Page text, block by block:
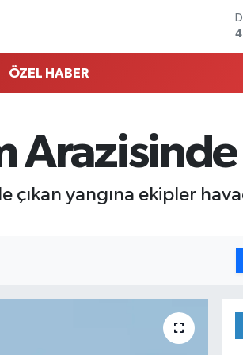
ÖZEL HABER
Arazisinde
çıkan yangına ekipler